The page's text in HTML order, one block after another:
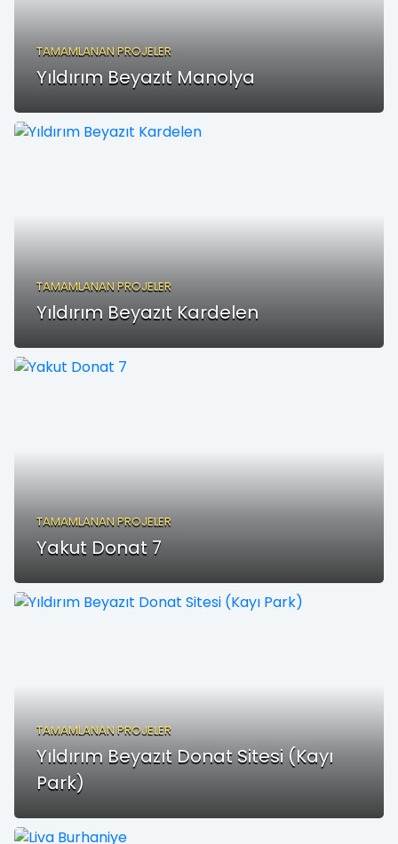
TAMAMLANAN PROJELER
Yıldırım Beyazıt Manolya
TAMAMLANAN PROJELER
Yıldırım Beyazıt Kardelen
TAMAMLANAN PROJELER
Yakut Donat 7
TAMAMLANAN PROJELER
Yıldırım Beyazıt Donat Sitesi (Kayı
Park)